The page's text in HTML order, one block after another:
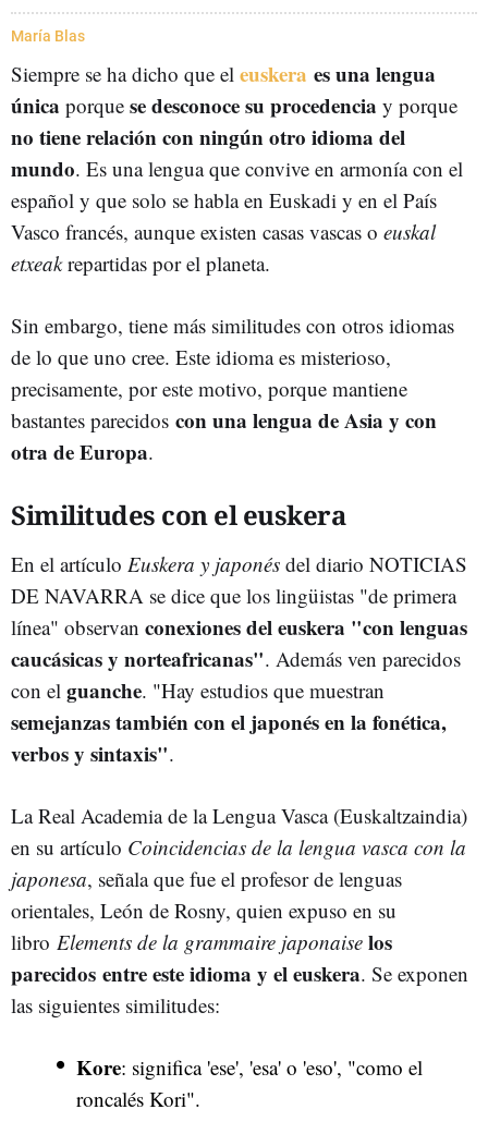
María Blas
Siempre se ha dicho que el euskera es una lengua
única porque se desconoce su procedencia y porque
no tiene relación con ningún otro idioma del
mundo. Es una lengua que convive en armonía con el
español y que solo se habla en Euskadi y en el País
Vasco francés, aunque existen casas vascas o euskal
etxeakrepartidas por el planeta.
Sin embargo, tiene más similitudes con otros idiomas
de lo que uno cree. Este idioma es misterioso,
precisamente, por este motivo, porque mantiene
bastantes parecidos con una lengua de Asia y con
otra de Europa.
Similitudes con el euskera
En el artículo Euskera y japonés del diario NOTICIAS
DE NAVARRA se dice que los lingüistas "de primera
línea" observan conexiones del euskera "con lenguas
caucásicas y norteafricanas". Además ven parecidos
con el guanche. "Hay estudios que muestran
semejanzas también con el japonés en la fonética,
verbos y sintaxis".
La Real Academia de la Lengua Vasca (Euskaltzaindia)
en su artículo Coincidencias de la lengua vasca con la
japonesa, señala que fue el profesor de lenguas
orientales, León de Rosny, quien expuso en su
libro Elements de la grammaire japonaise los
parecidos entre este idioma y el euskera. Se exponen
las siguientes similitudes:
Kore: significa 'ese', 'esa' o 'eso', "como el
roncalés Kori".